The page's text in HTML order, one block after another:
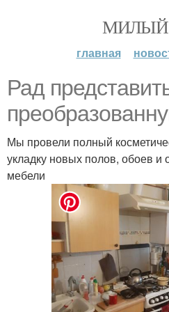
главная
Рад
Мы провели полный
укладку новых полов, обоев и
мебели